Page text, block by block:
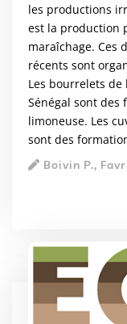
les productions
est la production
maraîchage. Ces
récents sont
Les bourrelets
Sénégal sont des
limoneuse. Les
sont des
Boivin P.,